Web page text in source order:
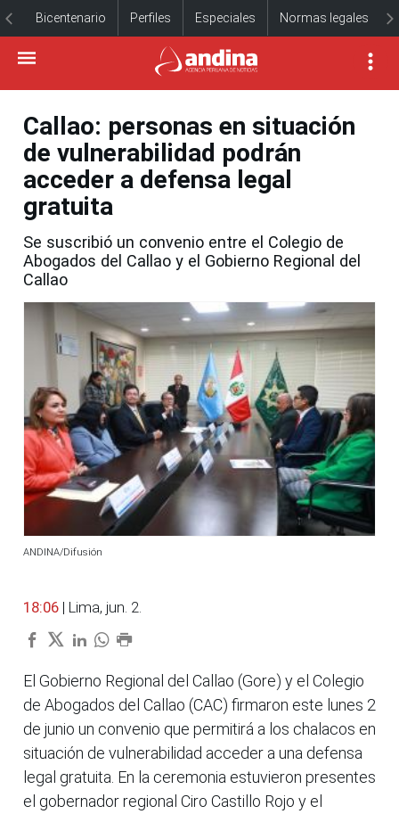
Bicentenario Perfiles Especiales Normas legales
Callao: personas en situación
de vulnerabilidad podrán
acceder a defensa legal
gratuita
Se suscribió un convenio entre el Colegio de
Abogados del Callao y el Gobierno Regional del
Callao
ANDINA/Difusión
18:06 | Lima, jun. 2.
El Gobierno Regional del Callao (Gore) y el Colegio
de Abogados del Callao (CAC) firmaron este lunes 2
de junio un convenio que permitirá a los chalacos en
situación de vulnerabilidad acceder a una defensa
legal gratuita. En la ceremonia estuvieron presentes
el gobernador regional Ciro Castillo Rojo y el